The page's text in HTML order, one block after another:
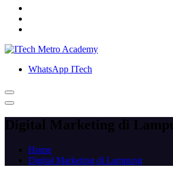
WhatsApp ITech
Digital Marketing di
Home
Digital Marketing di Lampung